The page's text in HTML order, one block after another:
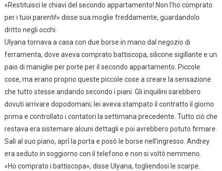
«Restituisci le chiavi del secondo appartamento! Non l’ho comprato
per i tuoi parenti!» disse sua moglie freddamente, guardandolo
dritto negli occhi.
Ulyana tornava a casa con due borse in mano dal negozio di
ferramenta, dove aveva comprato battiscopa, silicone sigillante e un
paio di maniglie per porte per il secondo appartamento. Piccole
cose, ma erano proprio queste piccole cose a creare la sensazione
che tutto stesse andando secondo i piani. Gli inquilini sarebbero
dovuti arrivare dopodomani; lei aveva stampato il contratto il giorno
prima e controllato i contatori la settimana precedente. Tutto ciò che
restava era sistemare alcuni dettagli e poi avrebbero potuto firmare.
Salì al suo piano, aprì la porta e posò le borse nell’ingresso. Andrey
era seduto in soggiorno con il telefono e non si voltò nemmeno.
«Ho comprato i battiscopa», disse Ulyana, togliendosi le scarpe.